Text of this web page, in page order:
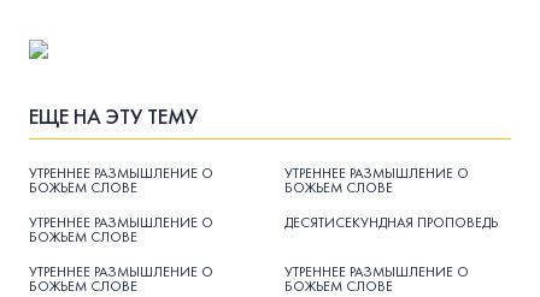
ЕЩЕ НА ЭТУ ТЕМУ
УТРЕННЕЕ РАЗМЫШЛЕНИЕ О
БОЖЬЕМ СЛОВЕ
УТРЕННЕЕ РАЗМЫШЛЕНИЕ О
БОЖЬЕМ СЛОВЕ
УТРЕННЕЕ РАЗМЫШЛЕНИЕ О
БОЖЬЕМ СЛОВЕ
ДЕСЯТИСЕКУНДНАЯ ПРОПОВЕДЬ
УТРЕННЕЕ РАЗМЫШЛЕНИЕ О
БОЖЬЕМ СЛОВЕ
УТРЕННЕЕ РАЗМЫШЛЕНИЕ О
БОЖЬЕМ СЛОВЕ